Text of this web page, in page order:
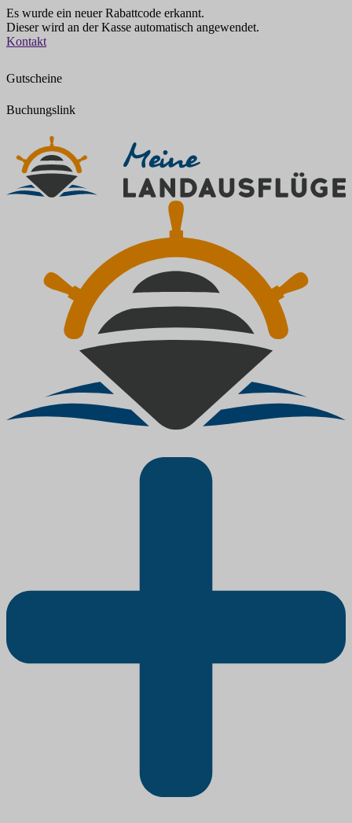
Es wurde ein neuer Rabattcode erkannt.
Dieser wird an der Kasse automatisch angewendet.
Zum
Kontakt
Gutscheine
Buchungslink